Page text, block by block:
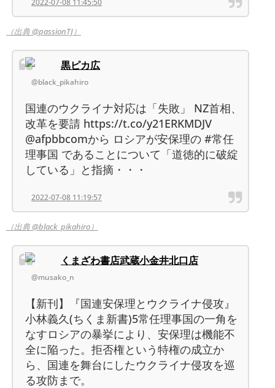
2022-07-08 11:45:50
（出典 @passionTJ）
黒ピカ広
@black_pikahiro
国連のウクライナ対応は「失敗」 NZ首相、
改革を要請 https://t.co/y21ERKMDJV
@afpbbcomから ロシアが安保理の #常任
理事国 であることについて「道徳的に破綻
している」と指摘・・・
2022-07-08 11:19:57
（出典 @black_pikahiro）
くまざわ書店武蔵小金井北口店
@musako_n
【新刊】『国連安保理とウクライナ侵攻』
小林義久(ちくま新書)5常任理事国の一角を
なすロシアの暴挙により、安保理は機能不
全に陥った。拒否権という特権の成立か
ら、国連を舞台にしたウクライナ侵攻を巡
る攻防まで。